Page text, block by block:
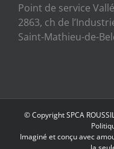
Point de service
2863, ch de
Saint-Mathieu-de-
© Copyright SPCA
Imaginé et conçu avec